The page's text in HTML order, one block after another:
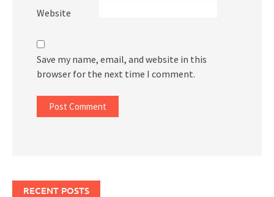
Website
Save my name, email, and website in this
browser for the next time I comment.
RECENT POSTS